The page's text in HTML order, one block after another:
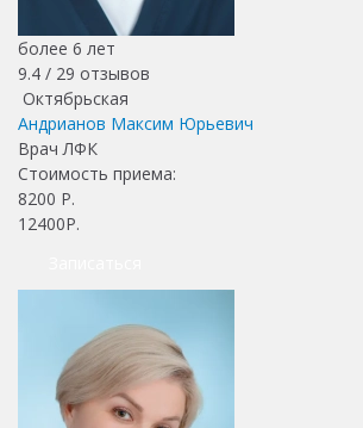
более 6 лет
9.4 / 29 отзывов
Октябрьская
Андрианов Максим Юрьевич
Врач ЛФК
Стоимость приема:
8200 Р.
12400Р.